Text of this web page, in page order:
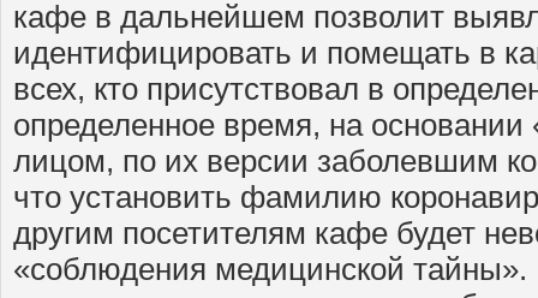
кафе в дальнейшем позволит
идентифицировать и помещать в
всех, кто присутствовал в
определенное время, на основании
лицом, по их версии заболевшим
что установить фамилию
другим посетителям кафе будет
«соблюдения медицинской